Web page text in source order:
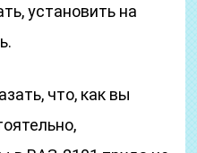
установить на
что, как вы